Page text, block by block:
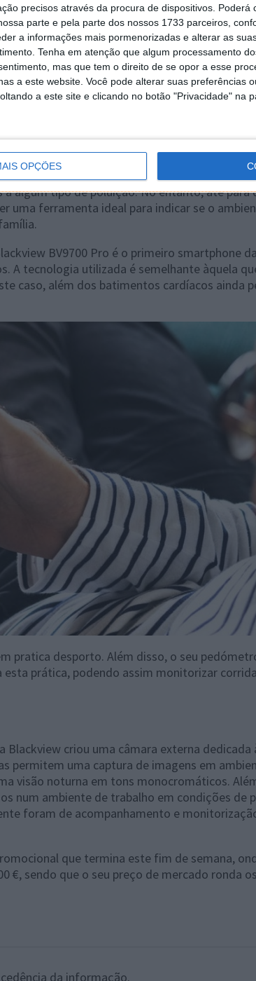
precisos através da procura de dispositivos. Poderá
parte e pela parte dos nossos 1733 parceiros,
a informações mais pormenorizadas e alterar as
Tenha em atenção que algum processamento
mas que tem o direito de se opor a esse
a este website. Você pode alterar suas preferências
a este site e clicando no botão "Privacidade" na
OPÇÕES
para pessoas que têm profissões em
uma excelente ajuda em muitos cenários
algum tipo de poluição. No entanto, até para
uma ferramenta ideal para indicar se o
BV9700 Pro é o primeiro smartphone
A tecnologia utilizada é semelhante àquela
caso, além dos batimentos cardíacos ainda
pratica desporto. Além disso, o seu
prática, podendo assim monitorizar
criou uma câmara externa dedicada
permitem uma captura de imagens em
visão noturna em tons monocromáticos.
num ambiente de trabalho em condições de
foram de acompanhamento e
que termina este fim de semana,
€, sendo que o seu preço de mercado ronda
da informação.